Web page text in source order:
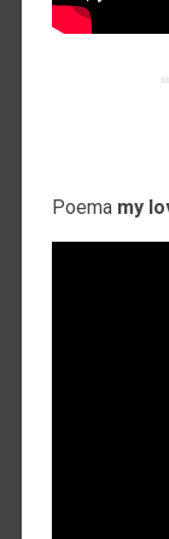
Poemamy